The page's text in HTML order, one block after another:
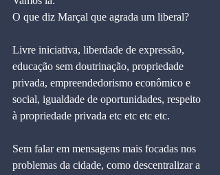
O que diz Marçal que agrada um liberal?
Livre iniciativa, liberdade de expressão,
educação sem doutrinação, propriedade
privada, empreendedorismo econômico e
social, igualdade de oportunidades, respeito
à propriedade privada etc etc etc etc.
Sem falar em mensagens mais focadas nos
problemas da cidade, como descentralizar a